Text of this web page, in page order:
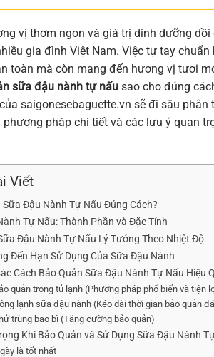
vị thơm ngon và giá trị dinh dưỡng
gia đình Việt Nam. Việc tự tay
toàn mà còn mang đến hương vị tươi
sữa đậu nành tự nấu sao cho đúng
saigonesebaguette.vn sẽ đi sâu
phương pháp chi tiết và các lưu ý quan
Viết
Sữa Đậu Nành Tự Nấu Đúng Cách?
Tự Nấu: Thành Phần và Đặc Tính
Đậu Nành Tự Nấu Lý Tưởng Theo Nhiệt Độ
Đến Hạn Sử Dụng Của Sữa Đậu Nành
Cách Bảo Quản Sữa Đậu Nành Tự Nấu Hiệu
quản trong tủ lạnh (Phương pháp phổ biến và tiện
lạnh sữa đậu nành (Kéo dài thời gian bảo quản
trùng bao bì (Tăng cường bảo quản)
Khi Bảo Quản và Sử Dụng Sữa Đậu Nành
là tốt nhất